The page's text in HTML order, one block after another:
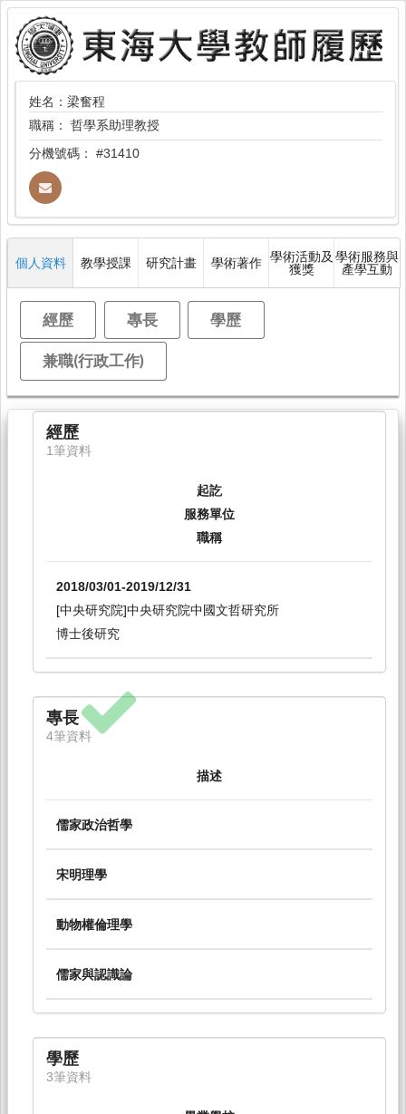
姓名：梁奮程
職稱： 哲學系助理教授
分機號碼： #31410
個人資料 教學授課 研究計畫 學術著作 學術活動及
獲獎
學術服務與
產學互動
經歷 專長 學歷
兼職(行政工作)
經歷
1筆資料
起訖
服務單位
職稱
2018/03/01-2019/12/31
[中央研究院]中央研究院中國文哲研究所
博士後研究
專長
4筆資料
描述
儒家政治哲學
宋明理學
動物權倫理學
儒家與認識論
學歷
3筆資料